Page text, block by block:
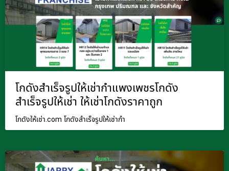
โกดังสำเร็จรูปให้เช่ากำแพงเพชรโกดัง
สำเร็จรูปให้เช่า ให้เช่าโกดังราคาถูก
โกดังให้เช่า.com โกดังสำเร็จรูปให้เช่ากำ